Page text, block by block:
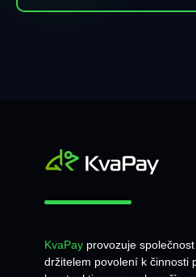
KvaPay provozuje společnost
držitelem povolení k činnosti